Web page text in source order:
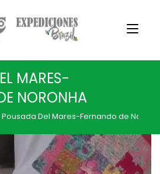
MARES-
NORONHA
Pousada Del Mares-Fernando de